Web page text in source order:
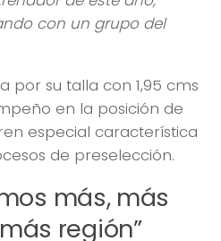
con un grupo del
por su talla con 1,95 cms
en la posición de
especial característica
de preselección.
más, más
región”